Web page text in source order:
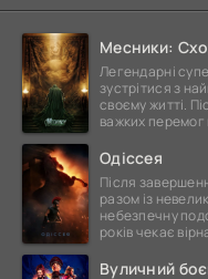
Месники:
Легендарні
зустрітися з
своєму житті.
важких
Одіссея
Після
разом із
небезпечну
років чекає
Вуличний